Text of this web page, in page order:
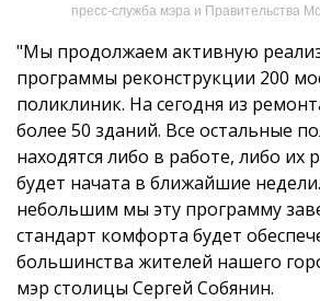
пресс-служба мэра и Правительства
"Мы продолжаем активную
программы реконструкции 200
поликлиник. На сегодня из
более 50 зданий. Все остальные
находятся либо в работе, либо их
будет начата в ближайшие
небольшим мы эту программу
стандарт комфорта будет
большинства жителей нашего
мэр столицы Сергей Собянин.